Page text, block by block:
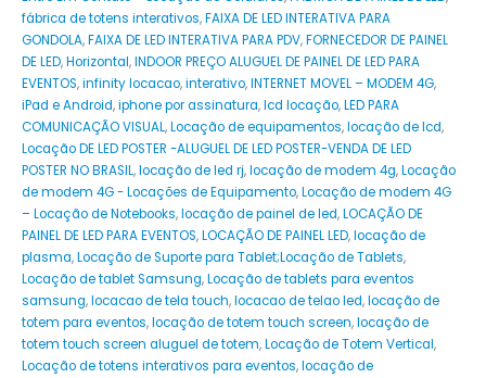
fábrica de totens interativos,FAIXA DE LED INTERATIVA PARA
GONDOLA,FAIXA DE LED INTERATIVA PARA PDV,FORNECEDOR DE PAINEL
DE LED,Horizontal,INDOOR PREÇO ALUGUEL DE PAINEL DE LED PARA
EVENTOS,infinity locacao,interativo,INTERNET MOVEL – MODEM 4G,
iPad e Android,iphone por assinatura,lcd locação,LED PARA
COMUNICAÇÃO VISUAL,Locação de equipamentos,locação de lcd,
Locação DE LED POSTER -ALUGUEL DE LED POSTER-VENDA DE LED
POSTER NO BRASIL,locação de led rj,locação de modem 4g,Locação
de modem 4G - Locações de Equipamento,Locação de modem 4G
– Locação de Notebooks,locação de painel de led,LOCAÇÃO DE
PAINEL DE LED PARA EVENTOS,LOCAÇÃO DE PAINEL LED,locação de
plasma,Locação de Suporte para Tablet;Locação de Tablets,
Locação de tablet Samsung,Locação de tablets para eventos
samsung,locacao de tela touch,locacao de telao led,locação de
totem para eventos,locação de totem touch screen,locação de
totem touch screen aluguel de totem,Locação de Totem Vertical,
Locação de totens interativos para eventos,locação de